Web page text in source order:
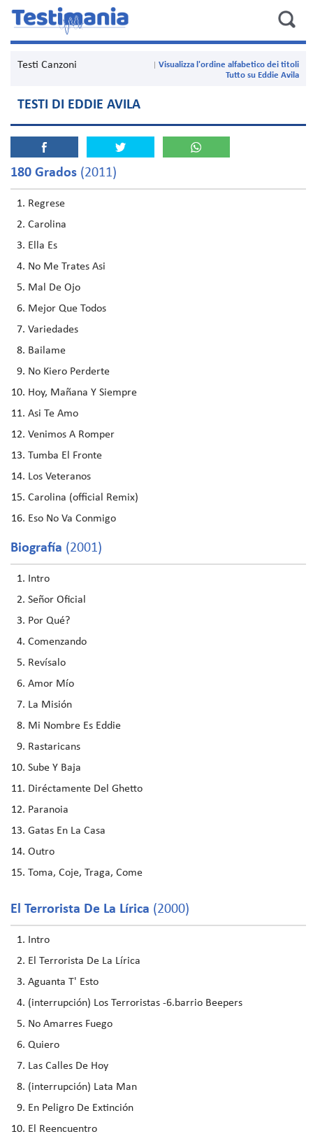
Testi Canzoni
Visualizza l'ordine alfabetico dei titoli
Tutto su Eddie Avila
TESTI DI EDDIE AVILA
180 Grados (2011)
Regrese
Carolina
Ella Es
No Me Trates Asi
Mal De Ojo
Mejor Que Todos
Variedades
Bailame
No Kiero Perderte
Hoy, Mañana Y Siempre
Asi Te Amo
Venimos A Romper
Tumba El Fronte
Los Veteranos
Carolina (official Remix)
Eso No Va Conmigo
Biografía (2001)
Intro
Señor Oficial
Por Qué?
Comenzando
Revísalo
Amor Mío
La Misión
Mi Nombre Es Eddie
Rastaricans
Sube Y Baja
Diréctamente Del Ghetto
Paranoia
Gatas En La Casa
Outro
Toma, Coje, Traga, Come
El Terrorista De La Lírica (2000)
Intro
El Terrorista De La Lírica
Aguanta T' Esto
(interrupción) Los Terroristas -6.barrio Beepers
No Amarres Fuego
Quiero
Las Calles De Hoy
(interrupción) Lata Man
En Peligro De Extinción
El Reencuentro